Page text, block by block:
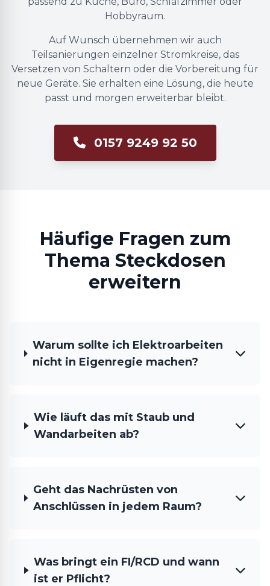
Hobbyraum.
Auf Wunsch übernehmen wir auch
Teilsanierungen einzelner Stromkreise, das
Versetzen von Schaltern oder die Vorbereitung für
neue Geräte. Sie erhalten eine Lösung, die heute
passt und morgen erweiterbar bleibt.
0157 9249 92 50
Häufige Fragen zum
Thema Steckdosen
erweitern
Warum sollte ich Elektroarbeiten
nicht in Eigenregie machen?
Wie läuft das mit Staub und
Wandarbeiten ab?
Geht das Nachrüsten von
Anschlüssen in jedem Raum?
Was bringt ein FI/RCD und wann
ist er Pflicht?